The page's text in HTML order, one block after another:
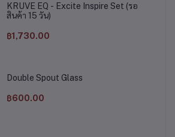
KRUVE EQ - Excite Inspire Set (รอ
สินค้า 15 วัน)
฿1,730.00
Double Spout Glass
฿600.00